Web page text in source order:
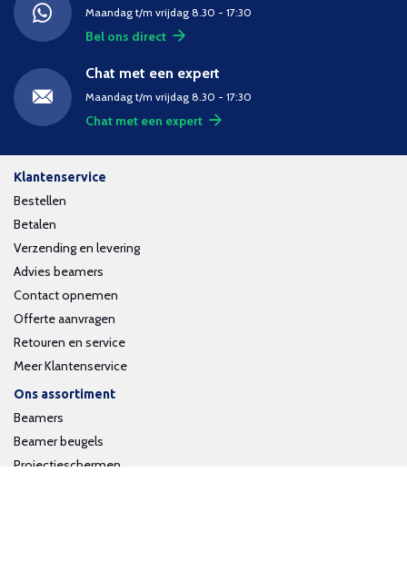
Maandag t/m vrijdag 8.30 - 17:30
Bel ons direct
Chat met een expert
Maandag t/m vrijdag 8.30 - 17:30
Chat met een expert
Klantenservice
Bestellen
Betalen
Verzending en levering
Advies beamers
Contact opnemen
Offerte aanvragen
Retouren en service
Meer Klantenservice
Ons assortiment
Beamers
Beamer beugels
Projectieschermen